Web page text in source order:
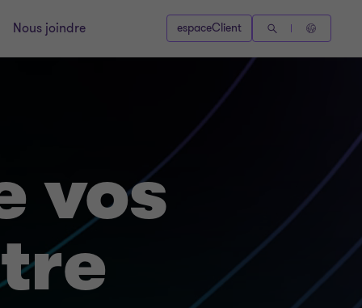
Nous joindre espaceClient
vos